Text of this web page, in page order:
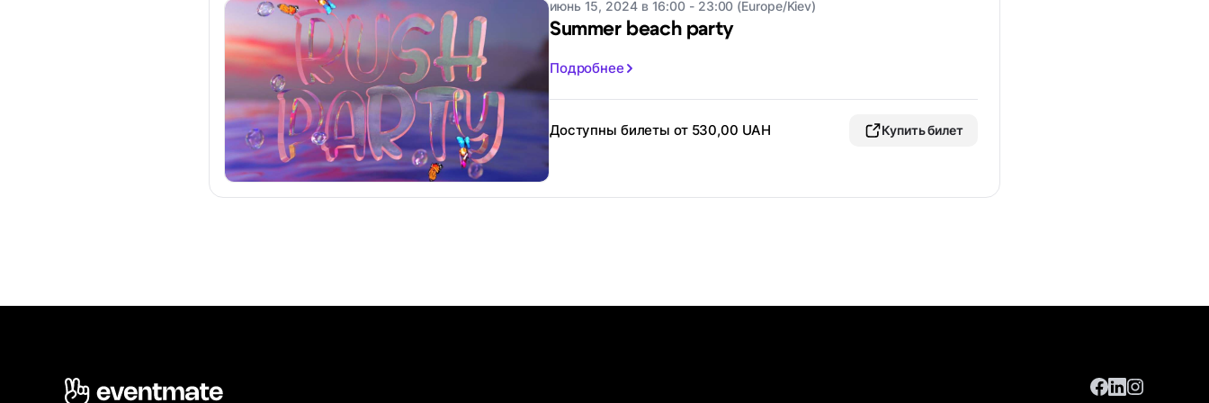
июнь 15, 2024 в 16:00 - 23:00 (Europe/Kiev)
Summer beach party
Подробнее
Доступны билеты от 530,00 UAH Купить билет